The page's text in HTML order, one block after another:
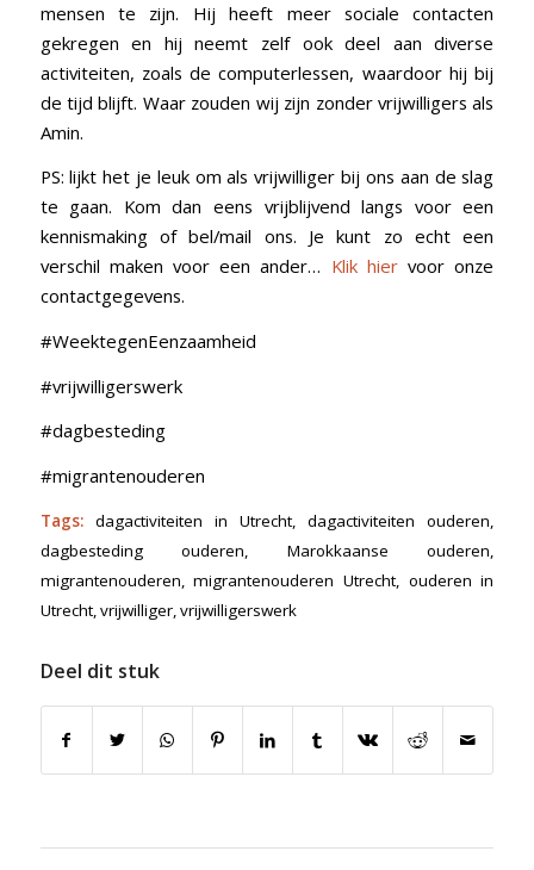
mensen te zijn. Hij heeft meer sociale contacten
gekregen en hij neemt zelf ook deel aan diverse
activiteiten, zoals de computerlessen, waardoor hij bij
de tijd blijft. Waar zouden wij zijn zonder vrijwilligers als
Amin.
PS: lijkt het je leuk om als vrijwilliger bij ons aan de slag
te gaan. Kom dan eens vrijblijvend langs voor een
kennismaking of bel/mail ons. Je kunt zo echt een
verschil maken voor een ander… Klik hiervoor onze
contactgegevens.
#WeektegenEenzaamheid
#vrijwilligerswerk
#dagbesteding
#migrantenouderen
Tags: dagactiviteiten in Utrecht,dagactiviteiten ouderen,
dagbesteding ouderen, Marokkaanse ouderen,
migrantenouderen,migrantenouderen Utrecht, ouderen in
Utrecht,vrijwilliger,vrijwilligerswerk
Deel dit stuk